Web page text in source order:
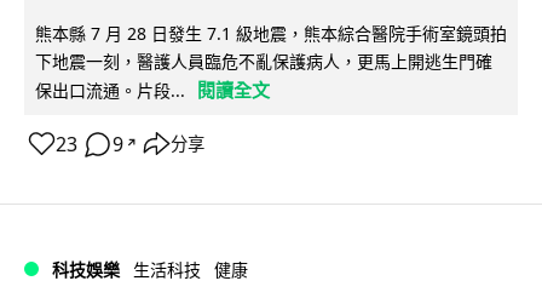
熊本縣 7 月 28 日發生 7.1 級地震，熊本綜合醫院手術室鏡頭拍
下地震一刻，醫護人員臨危不亂保護病人，更馬上開逃生門確
保出口流通。片段...
閱讀全文
23 9 ↗ 分享
科技娛樂 生活科技 健康